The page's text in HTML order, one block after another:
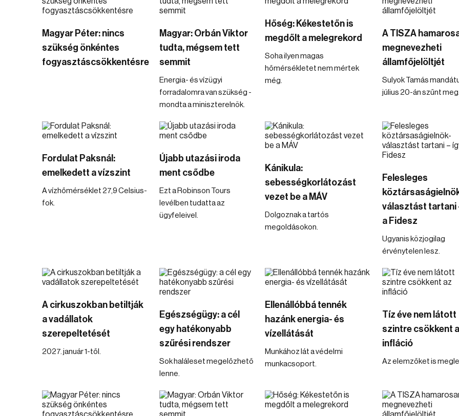
Magyar Péter: nincs
szükség önkéntes
fogyasztáscsökkentésre
Magyar: Orbán Viktor
tudta, mégsem tett
semmit
Energia- és vízügyi
forradalomra van szükség -
mondta a miniszterelnök.
Hőség: Kékestetőn is
megdőlt a melegrekord
Soha ilyen magas
hőmérsékletet nem mértek
még.
A TISZA
megnevezheti
államfőjelöltjét
Sulyok Tamás
július 20-án szűnt meg.
Fordulat Paksnál:
emelkedett a vízszint
A vízhőmérséklet 27,9 Celsius-
fok.
Újabb utazási iroda
ment csődbe
Ezt a Robinson Tours
levélben tudatta az
ügyfeleivel.
Kánikula:
sebességkorlátozást
vezet be a MÁV
Dolgoznak a tartós
megoldásokon.
Felesleges
választást tartani
a Fidesz
Ugyanis közjogilag
érvénytelen lesz.
A cirkuszokban betiltják
a vadállatok
szerepeltetését
2027. január 1-től.
Egészségügy: a cél
egy hatékonyabb
szűrési rendszer
Sok haláleset megelőzhető
lenne.
Ellenállóbbá tennék
hazánk energia- és
vízellátását
Munkához lát a védelmi
munkacsoport.
Tíz éve nem látott
szintre csökkent
infláció
Az elemzőket is